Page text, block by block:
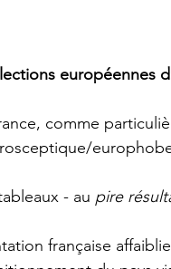
européennes
comme
- au pire
française